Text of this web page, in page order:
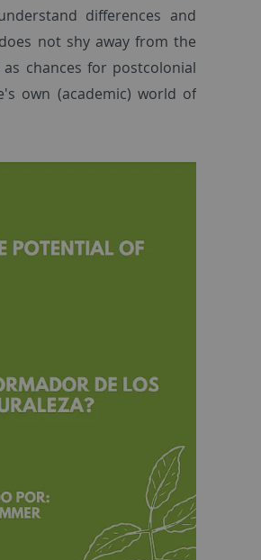
differences and
not shy away from the
chances for postcolonial
own (academic) world of